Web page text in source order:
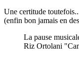
Une certitude
(enfin bon jamais en
La pause
Riz Ortolani